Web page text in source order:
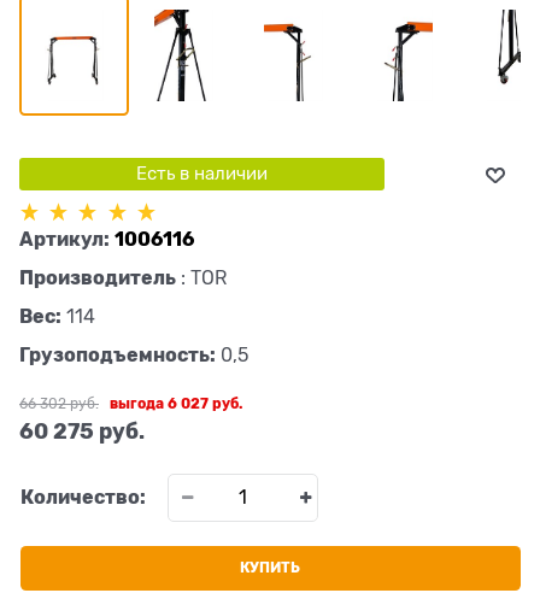
Есть в наличии
Артикул: 1006116
Производитель : TOR
Вес: 114
Грузоподъемность: 0,5
66 302 руб.
60 275 руб.
выгода6 027 руб.
Количество:
КУПИТЬ